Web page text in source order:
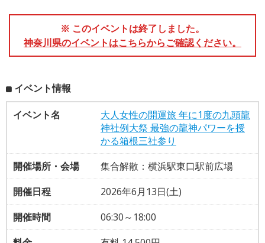
※ このイベントは終了しました。
神奈川県のイベントはこちらからご確認ください。
イベント情報
イベント名
大人女性の開運旅 年に1度の九頭龍
神社例大祭 最強の龍神パワーを授
かる箱根三社参り
開催場所・会場
集合解散：横浜駅東口駅前広場
開催日程
2026年6月13日(土)
開催時間
06:30～18:00